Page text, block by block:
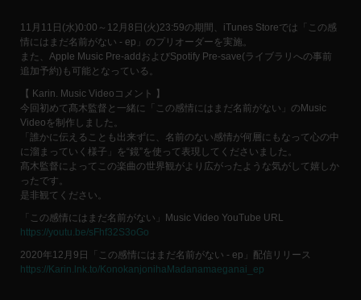
11月11日(水)0:00～12月8日(火)23:59の期間、iTunes Storeでは「この感
情にはまだ名前がない - ep」のプリオーダーを実施。
また、Apple Music Pre-addおよびSpotify Pre-save(ライブラリへの事前
追加予約)も可能となっている。
【 Karin. Music Videoコメント 】
今回初めて髙木監督と一緒に「この感情にはまだ名前がない」のMusic
Videoを制作しました。
「誰かに伝えることも出来ずに、名前のない感情が何層にもなって心の中
に溜まっていく様子」を“鏡”を使って表現してくださいました。
髙木監督によってこの楽曲の世界観がより広がったような気がして嬉しか
ったです。
是非観てください。
「この感情にはまだ名前がない」Music Video YouTube URL
https://youtu.be/sFhf32S3oGo
2020年12月9日「この感情にはまだ名前がない - ep」配信リリース
https://Karin.lnk.to/KonokanjonihaMadanamaeganai_ep